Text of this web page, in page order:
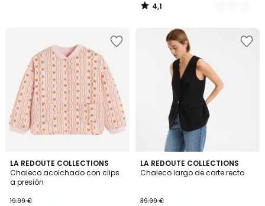
4,1
/
LA REDOUTE COLLECTIONS
Chaleco acolchado con clips
a presión
19.99 €
4,9
/ 5
LA REDOUTE COLLECTIONS
Chaleco largo de corte recto
39.99 €
4,9
/ 5